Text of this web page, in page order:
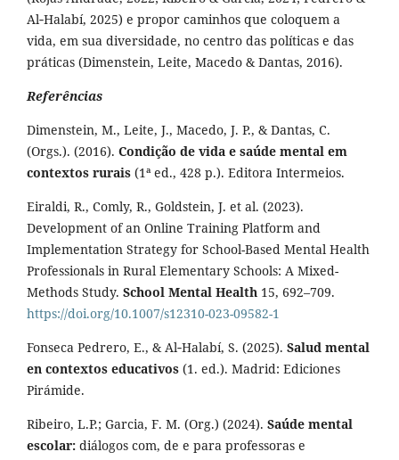
Al‑Halabí, 2025) e propor caminhos que coloquem a
vida, em sua diversidade, no centro das políticas e das
práticas (Dimenstein, Leite, Macedo & Dantas, 2016).
Referências
Dimenstein, M., Leite, J., Macedo, J. P., & Dantas, C.
(Orgs.). (2016). Condição de vida e saúde mental em
contextos rurais (1ª ed., 428 p.). Editora Intermeios.
Eiraldi, R., Comly, R., Goldstein, J. et al. (2023).
Development of an Online Training Platform and
Implementation Strategy for School-Based Mental Health
Professionals in Rural Elementary Schools: A Mixed-
Methods Study. School Mental Health 15, 692–709.
https://doi.org/10.1007/s12310-023-09582-1
Fonseca Pedrero, E., & Al‑Halabí, S. (2025). Salud mental
en contextos educativos (1. ed.). Madrid: Ediciones
Pirámide.
Ribeiro, L.P.; Garcia, F. M. (Org.) (2024). Saúde mental
escolar: diálogos com, de e para professoras e